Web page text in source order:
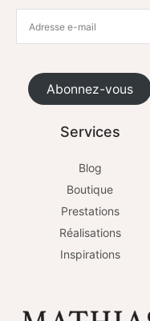
Abonnez-vous
Services
Blog
Boutique
Prestations
Réalisations
Inspirations